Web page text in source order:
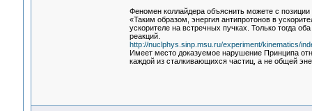
Феномен коллайдера объяснить можете с
«Таким образом, энергия антипротонов в
ускорителе на встречных пучках. Только тогда
реакций.
http://nuclphys.sinp.msu.ru/experiment/kinematics/
Имеет место доказуемое нарушение Принципа
каждой из сталкивающихся частиц, а не общей